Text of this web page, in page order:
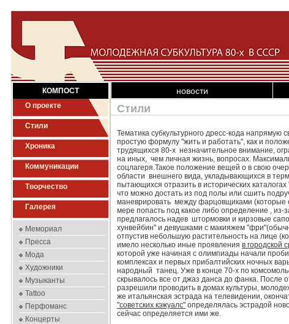
КОМПОСТ
О проекте
Стили
Хроника
Коммуникации
Творчество
Галерея
Мемориал
Пресса
Мода
Художники
Музыканты
Tattoo
Перфоманс
Концерты
новости
Стили
Тематика субкультурного дресс-кода
простую формулу "жить и работать", как и
трудящихся 80-х незначительное внимание,
на иных, чем личная жизнь, вопросах.
соцлагеря.Такое положение вещей о в свою
области внешнего вида, укладывающихся в
пытающихся отразить в исторических
что можно достать из под полы или сшить
маневрировать между фарцовщиками (которые
мере попасть под какое либо определение ,
предлагалось надев штормовки и кирзовые
хунвейбин" и девушками с макияжем
отпустив небольшую растительность на лице
имело несколько иные проявления в городской
которой уже начиная с олимпиады начали
комплексах и первых прибалтийских ночных
народный танец. Уже в конце 70-х по
скрывалось все от джаз данса до фанка. После
разрешили проводить в домах культуры,
же итальянская эстрада на телевидении,
"советских кэжуалс" определялась эстрадой
сейчас определяется ими же.